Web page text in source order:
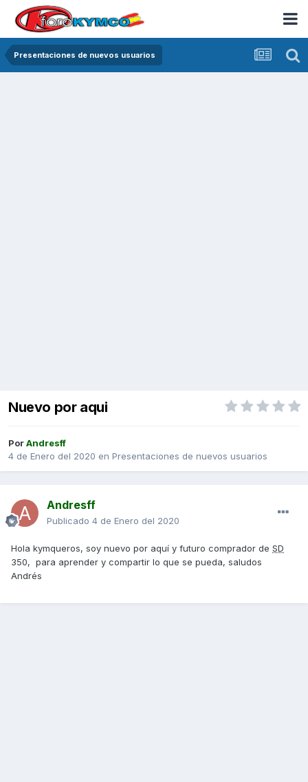
Presentaciones de nuevos usuarios
Nuevo por aqui
PorAndresff
4 de Enero del 2020 en Presentaciones de nuevos usuarios
Andresff
Publicado 4 de Enero del 2020
Hola kymqueros, soy nuevo por aquí y futuro comprador de SD
350, para aprender y compartir lo que se pueda, saludos
Andrés